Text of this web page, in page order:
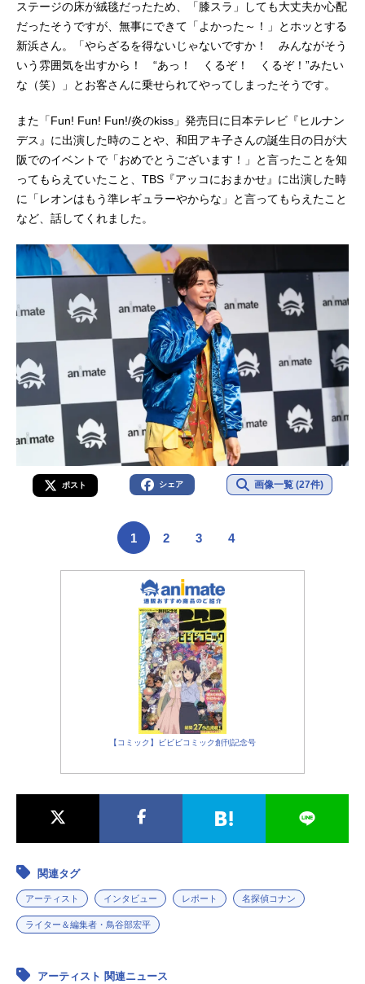
ステージの床が絨毯だったため、「膝スラ」しても大丈夫か心配
だったそうですが、無事にできて「よかった～！」とホッとする
新浜さん。「やらざるを得ないじゃないですか！ みんながそう
いう雰囲気を出すから！ “あっ！ くるぞ！ くるぞ！”みたい
な（笑）」とお客さんに乗せられてやってしまったそうです。
また「Fun! Fun! Fun!/炎のkiss」発売日に日本テレビ『ヒルナン
デス』に出演した時のことや、和田アキ子さんの誕生日の日が大
阪でのイベントで「おめでとうございます！」と言ったことを知
ってもらえていたこと、TBS『アッコにおまかせ』に出演した時
に「レオンはもう準レギュラーやからな」と言ってもらえたこと
など、話してくれました。
ポスト シェア 画像一覧 (27件)
1 2 3 4
【コミック】ビビビコミック創刊記念号
関連タグ
アーティスト インタビュー レポート 名探偵コナン
ライター＆編集者・鳥谷部宏平
アーティスト 関連ニュース